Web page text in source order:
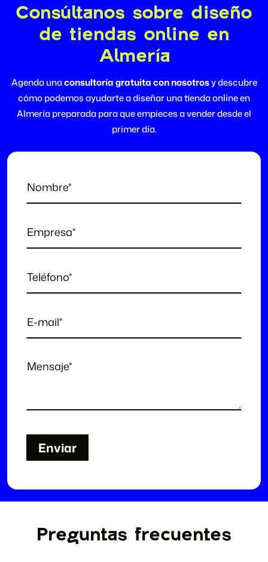
Consúltanos sobre diseño
de tiendas online en
Almería
Agenda unaconsultoría gratuita con nosotrosy descubre
cómo podemos ayudarte a diseñar una tienda online en
Almería preparada para que empieces a vender desde el
primer día.
Enviar
Enviar
Preguntas frecuentes